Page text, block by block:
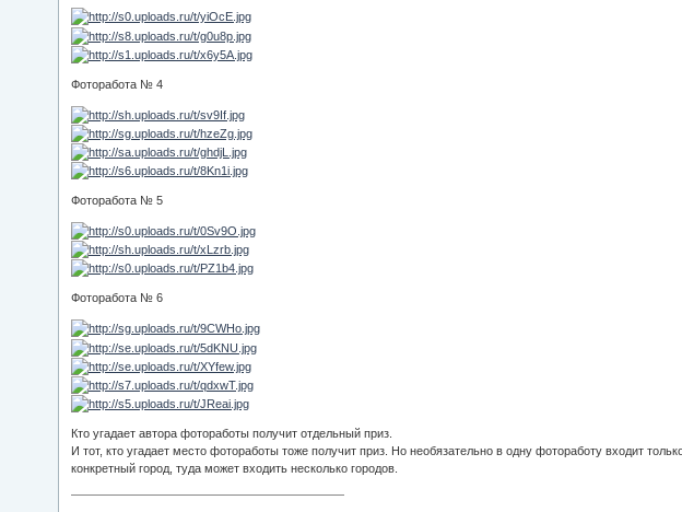
Фоторабота № 4
Фоторабота № 5
Фоторабота № 6
Кто угадает автора фотоработы получит отдельный приз.
И тот, кто угадает место фотоработы тоже получит приз. Но необязательно в одну фотоработу входит
конкретный город, туда может входить несколько городов.